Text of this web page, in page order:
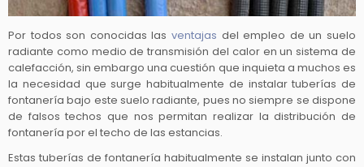
Por todos son conocidas las ventajas del empleo de un suelo
radiante como medio de transmisión del calor en un sistema de
calefacción, sin embargo una cuestión que inquieta a muchos es
la necesidad que surge habitualmente de instalar tuberías de
fontanería bajo este suelo radiante, pues no siempre se dispone
de falsos techos que nos permitan realizar la distribución de
fontanería por el techo de las estancias.
Estas tuberías de fontanería habitualmente se instalan junto con